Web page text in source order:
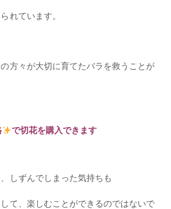
れています。
方々が大切に育てたバラを救うことが
で切花を購入できます
しずんでしまった気持ちも
て、楽しむことができるのではないで